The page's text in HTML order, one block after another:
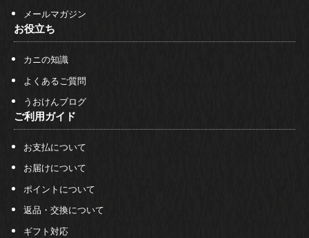
メールマガジン
お役立ち
カニの知識
よくあるご質問
うおけんブログ
ご利用ガイド
お支払について
お届けについて
ポイントについて
返品・交換について
ギフト対応